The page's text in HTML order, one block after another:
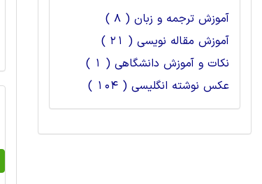
آموزش ترجمه و زبان ( 8 )
آموزش مقاله نویسی ( 21 )
نکات و آموزش دانشگاهی ( 1 )
عکس نوشته انگلیسی ( 104 )